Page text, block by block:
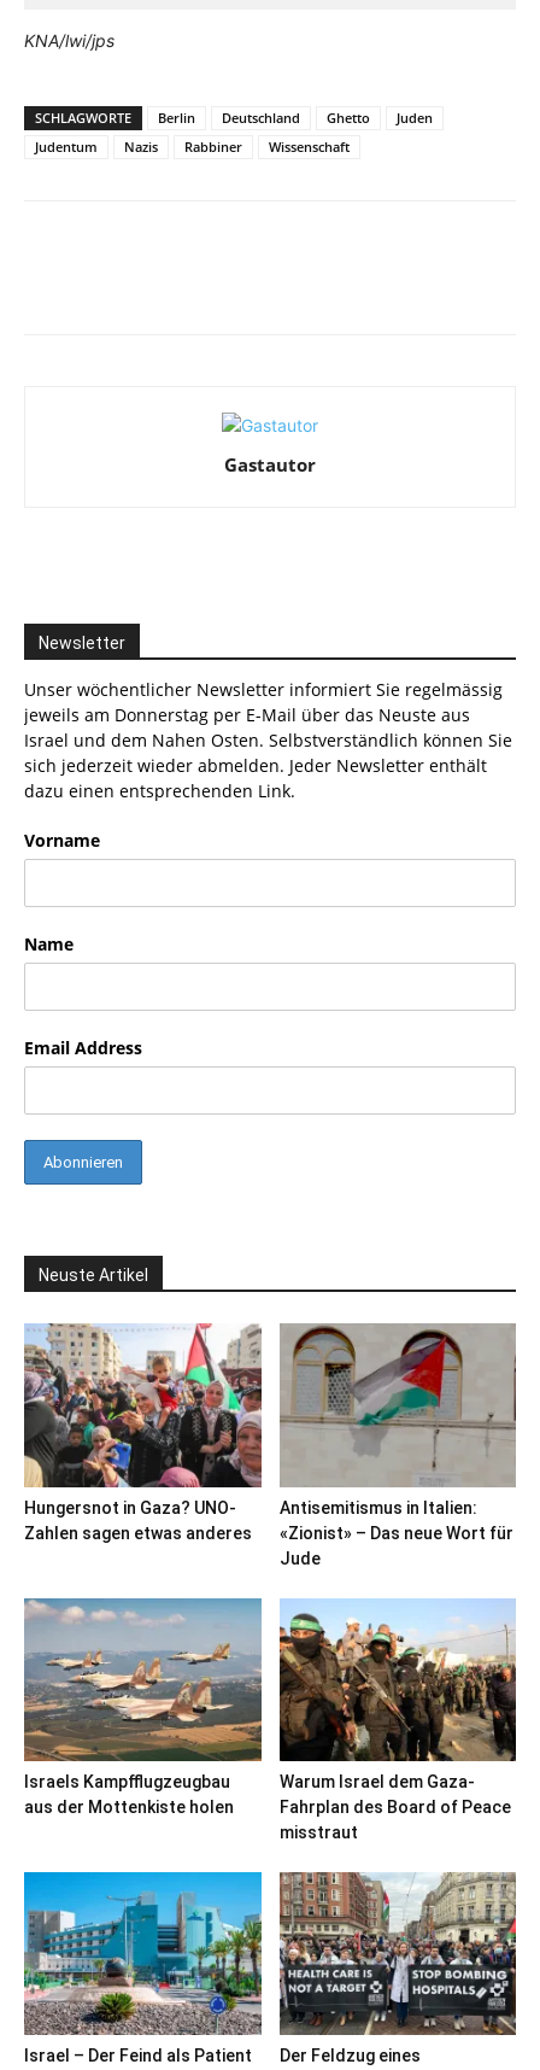
KNA/lwi/jps
SCHLAGWORTE Berlin Deutschland Ghetto
Juden
Judentum
Nazis Rabbiner Wissenschaft
Gastautor
Newsletter
Unser wöchentlicher Newsletter informiert Sie regelmässig
jeweils am Donnerstag per E-Mail über das Neuste aus
Israel und dem Nahen Osten. Selbstverständlich können Sie
sich jederzeit wieder abmelden. Jeder Newsletter enthält
dazu einen entsprechenden Link.
Vorname
Name
Email Address
Neuste Artikel
Hungersnot in Gaza? UNO-
Zahlen sagen etwas anderes
Antisemitismus in Italien:
«Zionist» – Das neue Wort für
Jude
Israels Kampfflugzeugbau
aus der Mottenkiste holen
Warum Israel dem Gaza-
Fahrplan des Board of Peace
misstraut
Israel – Der Feind als Patient
Der Feldzug eines